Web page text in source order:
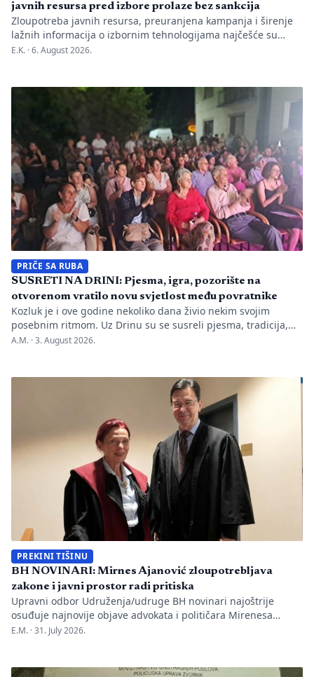
javnih resursa pred izbore prolaze bez sankcija
Zloupotreba javnih resursa, preuranjena kampanja i širenje
lažnih informacija o izbornim tehnologijama najčešće su
nepravilnosti koje je evidentirao Transparency International u
prijava zbog kršenja više odredaba izbornog zakonodavstva,
ali je Centralna izborna komisija promijenila pristup u
odnosu na prethodne izborne […]
E.K. ·6. August 2026.
PRIČE SA RUBA
SUSRETI NA DRINI: Pjesma, igra, pozorište na
otvorenom vratilo novu svjetlost među povratnike
Kozluk je i ove godine nekoliko dana živio nekim svojim
posebnim ritmom. Uz Drinu su se susreli pjesma, tradicija,
gluma i ljudi, a „Susreti na Drini ’26“ još jednom su pokazali
se tih dana nije samo […]
A.M. ·3. August 2026.
PREKINI TIŠINU
BH NOVINARI: Mirnes Ajanović zloupotrebljava
zakone i javni prostor radi pritiska
Upravni odbor Udruženja/udruge BH novinari najoštrije
osuđuje najnovije objave advokata i političara Mirenesa
Ajanovića i kontinuiranu kampanju javnog targetiranja,
Novinara Marka Divkovića i generalnu tajnicu Borku Rudić.
E.M. ·31. July 2026.